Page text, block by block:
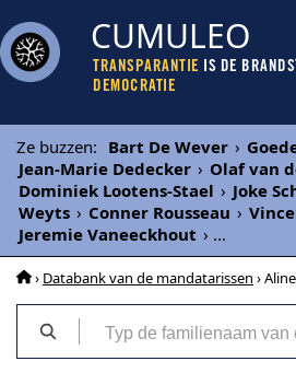
CUMULEO
TRANSPARANTIE IS DE
DEMOCRATIE
Ze buzzen: Bart De Wever ›
Jean-Marie Dedecker › Olaf van
Dominiek Lootens-Stael › Joke
Weyts › Conner Rousseau ›
Jeremie Vaneeckhout › ...
› Databank van de mandatarissen ›